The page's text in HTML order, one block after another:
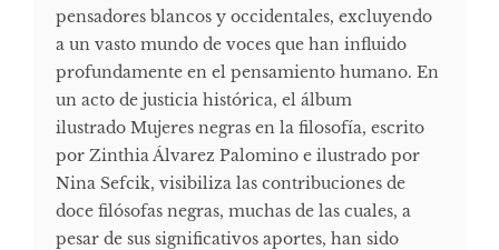
pensadores blancos y occidentales, excluyendo
a un vasto mundo de voces que han influido
profundamente en el pensamiento humano. En
un acto de justicia histórica, el álbum
ilustrado Mujeres negras en la filosofía, escrito
por Zinthia Álvarez Palomino e ilustrado por
Nina Sefcik, visibiliza las contribuciones de
doce filósofas negras, muchas de las cuales, a
pesar de sus significativos aportes, han sido